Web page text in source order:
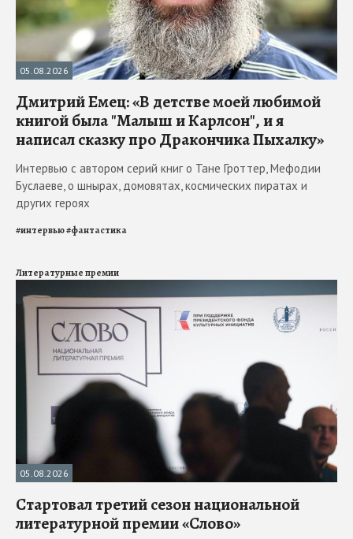
05.08.2026
Дмитрий Емец: «В детстве моей любимой
книгой была "Малыш и Карлсон", и я
написал сказку про Дракончика Пыхалку»
Интервью с автором серий книг о Тане Гроттер, Мефодии
Буслаеве, о шнырах, домовятах, космических пиратах и
других героях
#интервью#фантастика
Литературные премии
05.08.2026
Стартовал третий сезон национальной
литературной премии «Слово»